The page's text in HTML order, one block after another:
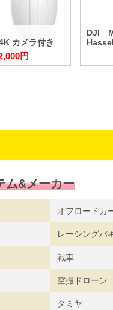
カメラ付き
円
DJI
ム&メーカー
オフロードカ
レーシングバ
戦車
空撮ドローン
タミヤ